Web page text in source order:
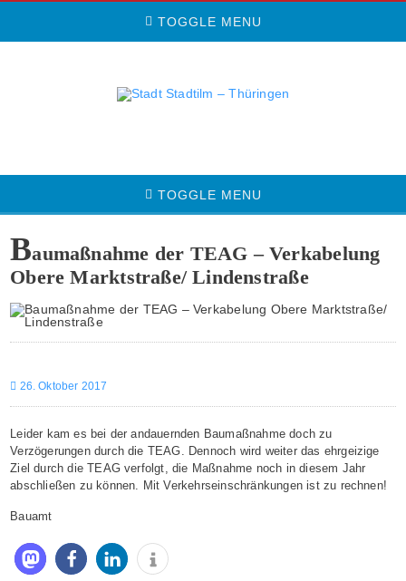
TOGGLE MENU
TOGGLE MENU
Baumaßnahme der TEAG – Verkabelung
Obere Marktstraße/ Lindenstraße
26. Oktober 2017
Leider kam es bei der andauernden Baumaßnahme doch zu
Verzögerungen durch die TEAG. Dennoch wird weiter das ehrgeizige
Ziel durch die TEAG verfolgt, die Maßnahme noch in diesem Jahr
abschließen zu können. Mit Verkehrseinschränkungen ist zu rechnen!
Bauamt